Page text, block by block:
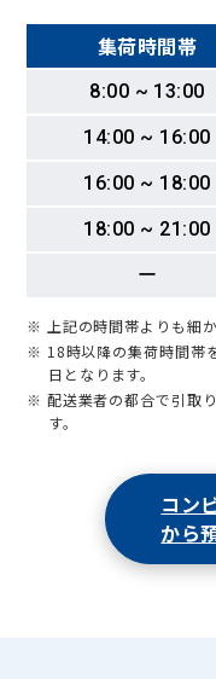
集荷時間帯
8:00 ~ 13:00
14:00 ~ 16:00
16:00 ~ 18:00
18:00 ~ 21:00
ー
※ 上記の時間帯よりも細
※ 18時以降の集荷時間帯
日となります。
※ 配送業者の都合で引取
す。
コン
から